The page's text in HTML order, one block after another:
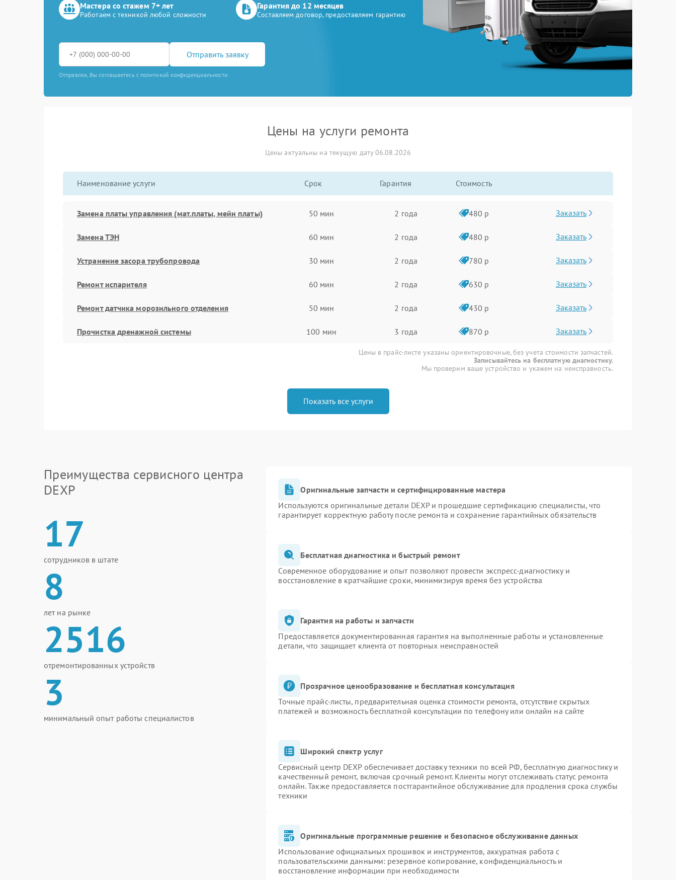
Мастера со стажем 7+ лет
Работаем с техникой любой сложности
Гарантия до 12 месяцев
Составляем договор, предоставляем гарантию
Отправить заявку
Отправляя, Вы соглашаетесь с политикой конфиденциальности
Цены на услуги ремонта
Цены актуальны на текущую дату 06.08.2026
Наименование услуги Срок Гарантия Стоимость
Замена платы управления (мат.платы, мейн платы) 50 мин 2 года 480 р Заказать
Замена ТЭН 60 мин 2 года 480 р Заказать
Устранение засора трубопровода 30 мин 2 года 780 р Заказать
Ремонт испарителя 60 мин 2 года 630 р Заказать
Ремонт датчика морозильного отделения 50 мин 2 года 430 р Заказать
Прочистка дренажной системы 100 мин 3 года 870 р Заказать
Цены в прайс-листе указаны ориентировочные, без учета стоимости запчастей.
Записывайтесь на бесплатную диагностику.
Мы проверим ваше устройство и укажем на неисправность.
Показать все услуги
Преимущества сервисного центра
DEXP
17
сотрудников в штате
8
лет на рынке
2516
отремонтированных устройств
3
минимальный опыт работы специалистов
Оригинальные запчасти и сертифицированные мастера
Используются оригинальные детали DEXP и прошедшие сертификацию специалисты, что
гарантирует корректную работу после ремонта и сохранение гарантийных обязательств
Бесплатная диагностика и быстрый ремонт
Современное оборудование и опыт позволяют провести экспресс-диагностику и
восстановление в кратчайшие сроки, минимизируя время без устройства
Гарантия на работы и запчасти
Предоставляется документированная гарантия на выполненные работы и установленные
детали, что защищает клиента от повторных неисправностей
Прозрачное ценообразование и бесплатная консультация
Точные прайс-листы, предварительная оценка стоимости ремонта, отсутствие скрытых
платежей и возможность бесплатной консультации по телефону или онлайн на сайте
Широкий спектр услуг
Сервисный центр DEXP обеспечивает доставку техники по всей РФ, бесплатную диагностику и
качественный ремонт, включая срочный ремонт. Клиенты могут отслеживать статус ремонта
онлайн. Также предоставляется постгарантийное обслуживание для продления срока службы
техники
Оригинальные программные решение и безопасное обслуживание данных
Использование официальных прошивок и инструментов, аккуратная работа с
пользовательскими данными: резервное копирование, конфиденциальность и
восстановление информации при необходимости